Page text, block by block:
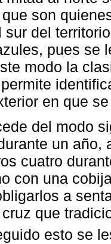
son
sur del
pues se
modo la
en que
del modo
un año,
cuatro
con una
a
que
esto se